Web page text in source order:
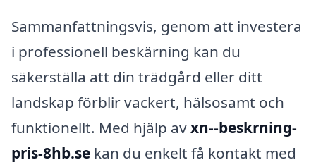
Sammanfattningsvis, genom att investera
i professionell beskärning kan du
säkerställa att din trädgård eller ditt
landskap förblir vackert, hälsosamt och
funktionellt. Med hjälp avxn--beskrning-
pris-8hb.se kan du enkelt få kontakt med